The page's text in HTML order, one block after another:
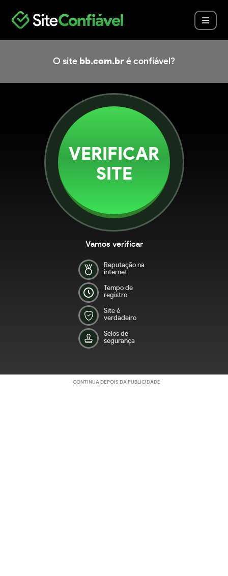
O site bb.com.br é confiável?
VERIFICAR
SITE
Vamos verificar
Reputação na
internet
Tempo de
registro
Site é
verdadeiro
Selos de
segurança
CONTINUA DEPOIS DA PUBLICIDADE